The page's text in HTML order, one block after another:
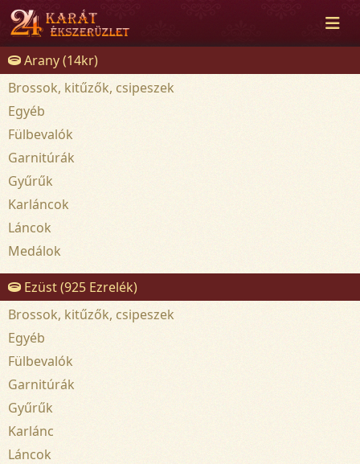
Arany (14kr)
Brossok, kitűzők, csipeszek
Egyéb
Fülbevalók
Garnitúrák
Gyűrűk
Karláncok
Láncok
Medálok
Ezüst (925 Ezrelék)
Brossok, kitűzők, csipeszek
Egyéb
Fülbevalók
Garnitúrák
Gyűrűk
Karlánc
Láncok